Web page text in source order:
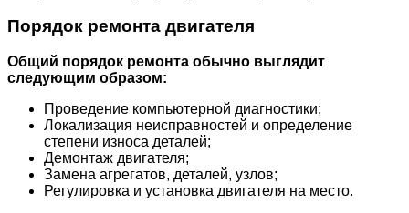
Порядок ремонта двигателя
Общий порядок ремонта обычно выглядит
следующим образом:
Проведение компьютерной диагностики;
Локализация неисправностей и определение
степени износа деталей;
Демонтаж двигателя;
Замена агрегатов, деталей, узлов;
Регулировка и установка двигателя на место.